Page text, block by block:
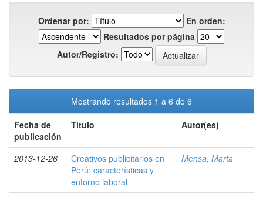
Ordenar por:
En orden:
Resultados por página
Autor/Registro:
Mostrando resultados 1 a 6 de 6
Fecha de
publicación
Título Autor(es)
2013-12-26
Creativos publicitarios en
Perú: características y
entorno laboral
Mensa, Marta